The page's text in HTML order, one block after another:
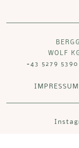
WOLF
+43 5279 5390
IMPRESSUM